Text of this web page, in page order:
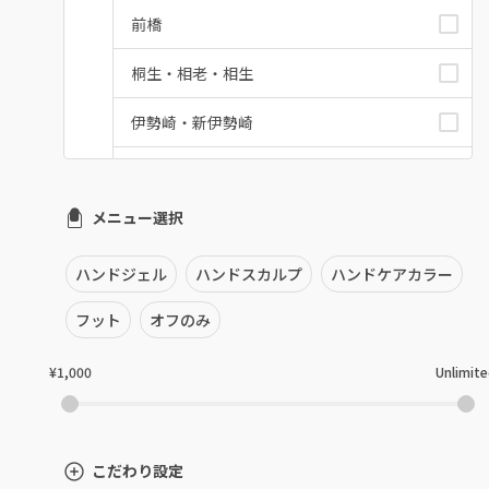
前橋
桐生・相老・相生
伊勢崎・新伊勢崎
富岡・藤岡・安中
渋川・沼田店・みなかみ
群馬県その他
メニュー選択
ハンドジェル ハンドスカルプ ハンドケアカラー
フット オフのみ
¥1,000
こだわり設定